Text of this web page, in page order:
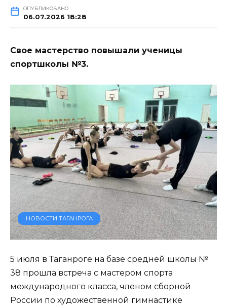
ОПУБЛИКОВАНО
06.07.2026 18:28
Свое мастерство повышали ученицы
спортшколы №3.
НОВОСТИ ТАГАНРОГА
5 июля в Таганроге на базе средней школы №
38 прошла встреча с мастером спорта
международного класса, членом сборной
России по художественной гимнастике